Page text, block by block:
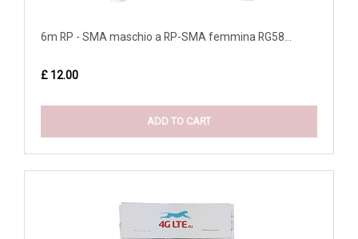
6m RP - SMA maschio a RP-SMA femmina RG58...
£ 12.00
ADD TO CART